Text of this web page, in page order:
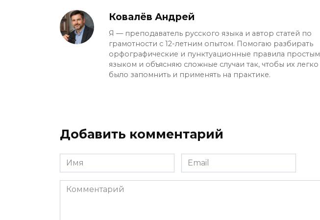
Ковалёв Андрей
Я — преподаватель русского языка и автор статей по
грамотности с 12-летним опытом. Помогаю разбирать
орфографические и пунктуационные правила простым
языком и объясняю сложные случаи так, чтобы их легко
было запомнить и применять на практике.
Добавить комментарий
Имя
*
Email
*
Комментарий